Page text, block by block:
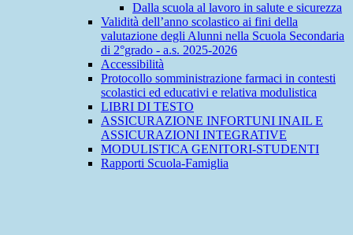
Dalla scuola al lavoro in salute e sicurezza
Validità dell’anno scolastico ai fini della
valutazione degli Alunni nella Scuola Secondaria
di 2°grado - a.s. 2025-2026
Accessibilità
Protocollo somministrazione farmaci in contesti
scolastici ed educativi e relativa modulistica
LIBRI DI TESTO
ASSICURAZIONE INFORTUNI INAIL E
ASSICURAZIONI INTEGRATIVE
MODULISTICA GENITORI-STUDENTI
Rapporti Scuola-Famiglia